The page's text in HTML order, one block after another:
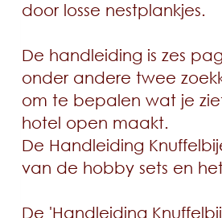
door losse nestplankjes.
De handleiding is zes
onder andere twee
om te bepalen wat je
hotel open maakt.
De Handleiding
van de hobby sets en
De 'Handleiding